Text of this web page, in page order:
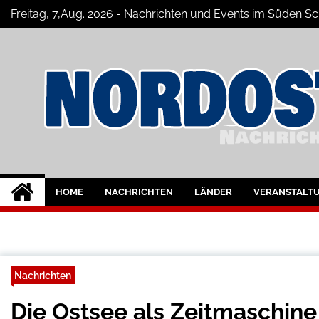
SkipFreitag, 7,Aug. 2026 - Nachrichten und Events im Süden
Nord-Ostsee-
Der Blog der Nord-Ostsee Magazine
HOME NACHRICHTEN LÄNDER
Nachrichten
Die Ostsee als Zeitmaschine